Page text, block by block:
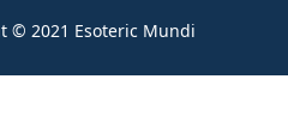
© 2021 Esoteric Mundi